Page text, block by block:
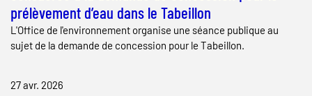
prélèvement d’eau dans le Tabeillon
L'Office de l'environnement organise une séance publique au
sujet de la demande de concession pour le Tabeillon.
27 avr. 2026